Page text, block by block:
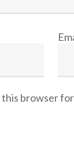
this browser